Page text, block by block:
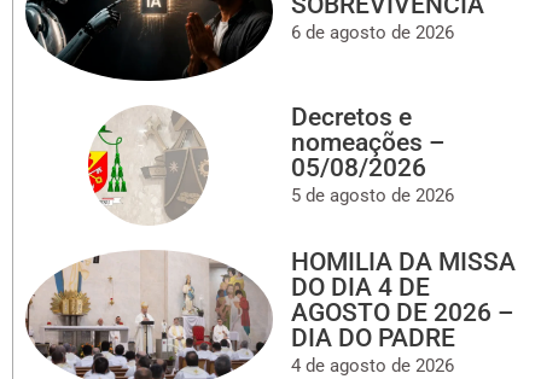
6 de agosto de 2026
Decretos e
nomeações –
05/08/2026
5 de agosto de 2026
HOMILIA DA MISSA
DO DIA 4 DE
AGOSTO DE 2026 –
DIA DO PADRE
4 de agosto de 2026